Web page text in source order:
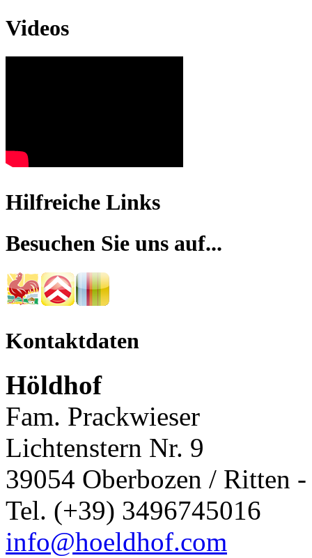
Videos
Hilfreiche Links
Besuchen Sie uns auf...
Kontaktdaten
Höldhof
Fam. Prackwieser
Lichtenstern Nr. 9
39054 Oberbozen / Ritten
Tel. (+39) 3496745016
info@hoeldhof.com